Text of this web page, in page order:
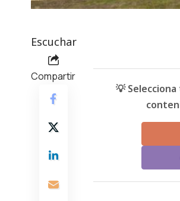
Escuchar
Compartir
💡